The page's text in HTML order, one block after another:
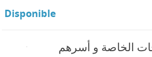
Disponible
الخاصة و أسرهم